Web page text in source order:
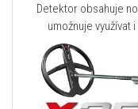
Detektor obsahuje
umožnuje využívat